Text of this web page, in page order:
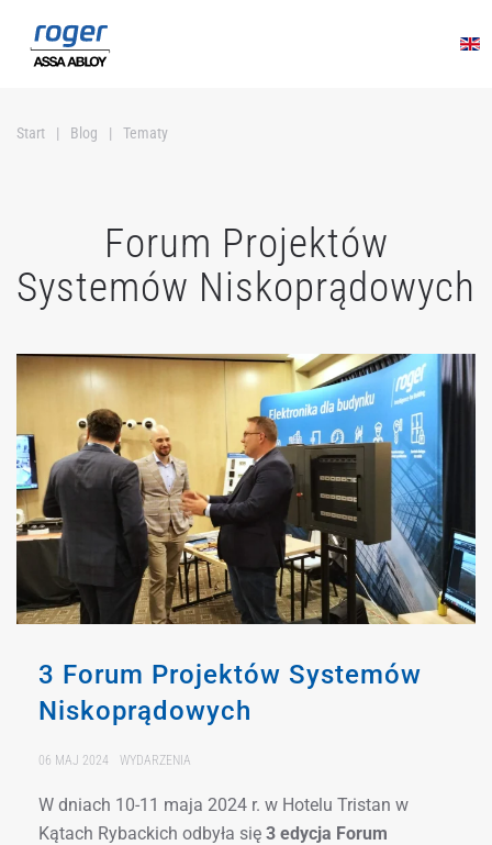
Przejdź do głównej treści
Start Blog Tematy
Forum Projektów
Systemów Niskoprądowych
3 Forum Projektów Systemów
Niskoprądowych
06 MAJ 2024 WYDARZENIA
W dniach 10-11 maja 2024 r. w Hotelu Tristan w
Kątach Rybackich odbyła się 3 edycja Forum